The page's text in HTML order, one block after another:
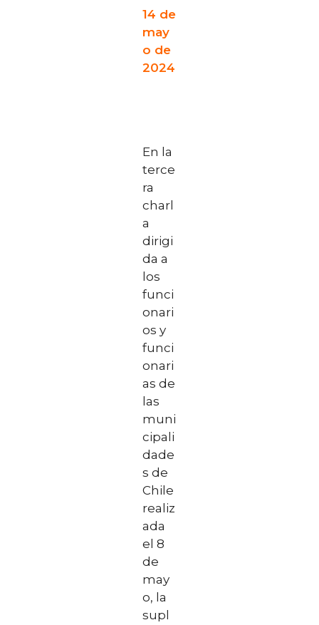
14 de
may
o de
2024
En la
terce
ra
charl
a
dirigi
da a
los
funci
onari
os y
funci
onari
as de
las
muni
cipali
dade
s de
Chile
realiz
ada
el 8
de
may
o, la
supl